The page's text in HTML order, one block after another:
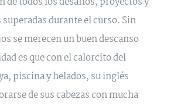
durante el curso. Sin
se merecen un buen descanso
es que con el calorcito del
piscina y helados, su inglés
de sus cabezas con mucha